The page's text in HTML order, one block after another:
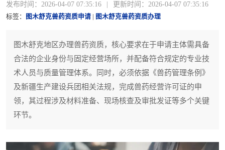
发布时间：2026-04-07 07:35:16 更新时间：2026-04-07 07:35:16
标签： 图木舒克兽药资质申请 图木舒克兽药资质办理
图木舒克地区办理兽药资质，核心要求在于申请主体需具备
合法的企业身份与固定经营场所，并配备符合规定的专业技
术人员与质量管理体系。同时，必须依据《兽药管理条例》
及新疆生产建设兵团相关法规，完成兽药经营许可证的申
领，其过程涉及材料准备、现场核查及审批发证等多个关键
环节。